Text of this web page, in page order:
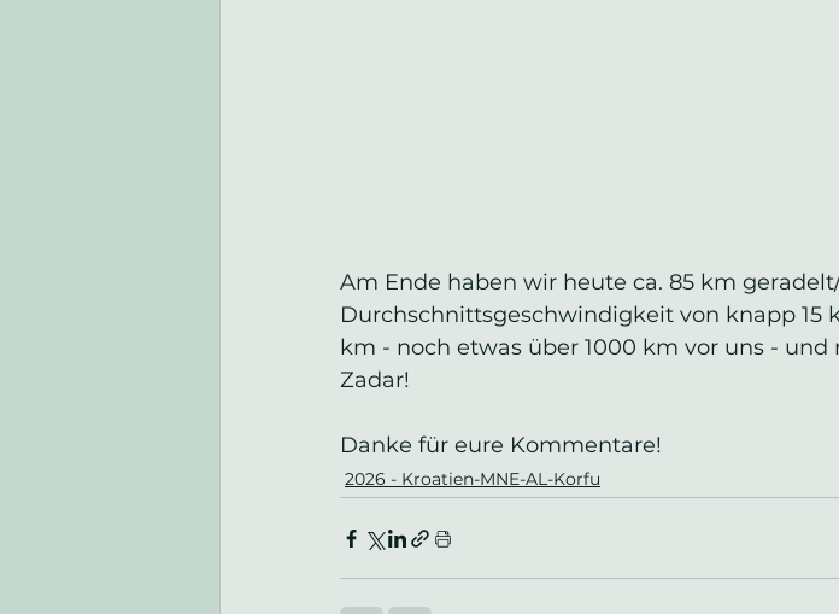
Am Ende haben wir heute ca. 85 km
Durchschnittsgeschwindigkeit von knapp 15
km - noch etwas über 1000 km vor uns -
Zadar!
Danke für eure Kommentare!
2026 - Kroatien-MNE-AL-Korfu